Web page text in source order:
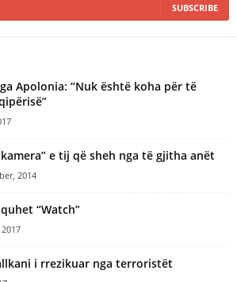
SUBSCRIBE
Apolonia: “Nuk është koha për të
e tij që sheh nga të gjitha anët
2014
“Watch”
i rrezikuar nga terroristët